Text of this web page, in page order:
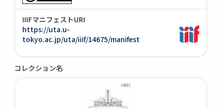
IIIFマニフェストURI
https://uta.u-
tokyo.ac.jp/uta/iiif/14675/manifest
コレクション名